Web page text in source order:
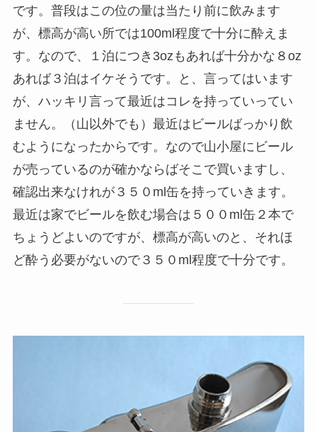
です。普段はこの位の量は当たり前に飲みます
が、標高が高い所では100ml程度で十分に酔えま
す。なので、１泊につき3ozもあれば十分かな８oz
あれば３泊はイケそうです。と、言ってはいます
が、ハッキリ言って最近はコレを持っていってい
ません。（山以外でも）最近はビールばっかり飲
むようになったからです。なので山小屋にビール
が売っているのが確かならばそこで買いますし、
確認出来なけれが３５０ml缶を持っていきます。
最近は家でビールを飲む場合は５００ml缶２本で
ちょうどよいのですが、標高が高いのと、それほ
ど酔う必要がないので３５０ml程度で十分です。